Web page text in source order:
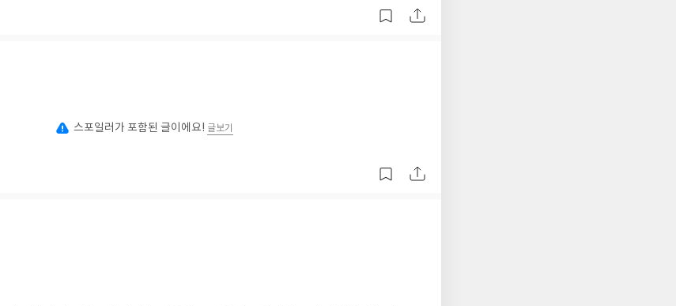
스포일러가 포함된 글이에요! 글보기